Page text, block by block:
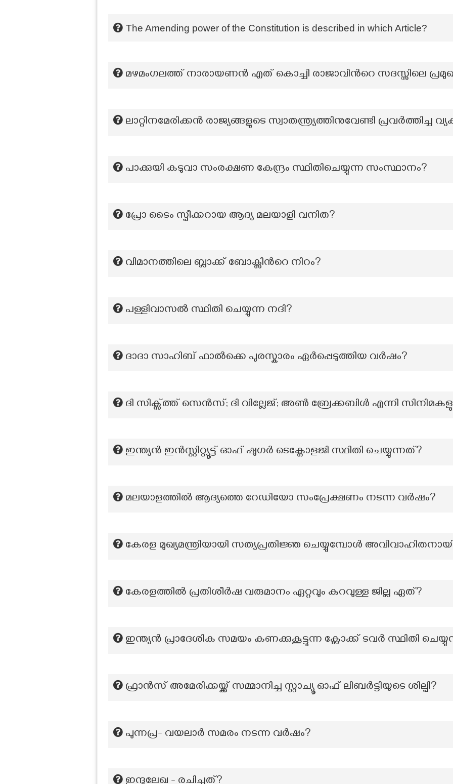
The Amending power of the Constitution is described in which Article?
മഴമംഗലത്ത് നാരായണൻ എത് കൊച്ചി രാജാവിന്‍റെ സദസ്സിലെ
ലാറ്റിനമേരിക്കൻ രാജ്യങ്ങളുടെ സ്വാതന്ത്ര്യത്തിനുവേണ്ടി പ്രവർത്തിച്ച
പാക്കുയി കടുവാ സംരക്ഷണ കേന്ദ്രം സ്ഥിതിചെയ്യുന്ന സംസ്ഥാനം?
പ്രോ ടൈം സ്പീക്കറായ ആദ്യ മലയാളി വനിത?
വിമാനത്തിലെ ബ്ലാക്ക് ബോക്സിന്‍റെ നിറം?
പള്ളിവാസല്‍ സ്ഥിതി ചെയ്യുന്ന നദി?
ദാദാ സാഹിബ് ഫാൽക്കെ പുരസ്കാരം ഏർപ്പെടുത്തിയ വർഷം?
ദി സിക്സ്ത്ത് സെൻസ്; ദി വില്ലേജ്; അൺ ബ്രേക്കബിൾ എന്നി
ഇന്ത്യൻ ഇൻസ്റ്റിറ്റ്യൂട്ട് ഓഫ് ഷുഗർ ടെക്നോളജി സ്ഥിതി ചെയ്യുന്നത്?
മലയാളത്തില്‍ ആദ്യത്തെ റേഡിയോ സംപ്രേക്ഷണം നടന്ന വര്‍ഷം?
കേരള മുഖ്യമന്ത്രിയായി സത്യപ്രതിജ്ഞ ചെയ്യുമ്പോൾ
കേരളത്തിൽ പ്രതിശീർഷ വരുമാനം ഏറ്റവും കുറവുള്ള ജില്ല ഏത്?
ഇന്ത്യൻ പ്രാദേശിക സമയം കണക്കുകൂട്ടുന്ന ക്ലോക്ക് ടവർ സ്ഥിതി
ഫ്രാൻസ് അമേരിക്കയ്ക്ക് സമ്മാനിച്ച സ്റ്റാച്യൂ ഓഫ് ലിബർട്ടിയുടെ ശില്പി?
പുന്നപ്ര- വയലാർ സമരം നടന്ന വർഷം?